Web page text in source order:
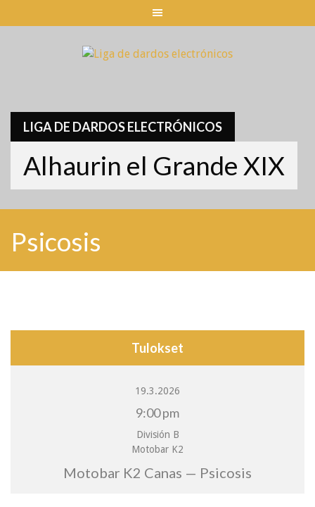
to
LIGA DE DARDOS ELECTRÓNICOS
Alhaurin el Grande XIX
Psicosis
Tulokset
19.3.2026
9:00 pm
División B
Motobar K2
Motobar K2 Canas — Psicosis